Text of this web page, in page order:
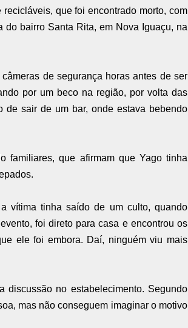
que foi encontrado morto, com
do bairro Santa Rita, em Nova Iguaçu, na
de segurança horas antes de ser
por um beco na região, por volta das
de sair de um bar, onde estava bebendo
familiares, que afirmam que Yago tinha
vítima tinha saído de um culto, quando
foi direto para casa e encontrou os
ele foi embora. Daí, ninguém viu mais
no estabelecimento. Segundo
mas não conseguem imaginar o motivo